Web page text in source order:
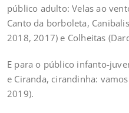
público adulto: Velas ao
Canto da borboleta,
2018, 2017) e Colheitas
E para o público infanto-
e Ciranda, cirandinha:
2019).